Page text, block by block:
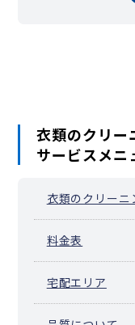
衣類のクリー
サービスメニ
衣類のクリーニ
料金表
宅配エリア